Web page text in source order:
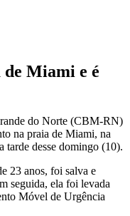
Miami e é
do Norte (CBM-RN)
na praia de Miami, na
tarde desse domingo (10).
23 anos, foi salva e
seguida, ela foi levada
Móvel de Urgência